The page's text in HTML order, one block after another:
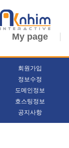
My page
회원가입
정보수정
도메인정보
호스팅정보
공지사항